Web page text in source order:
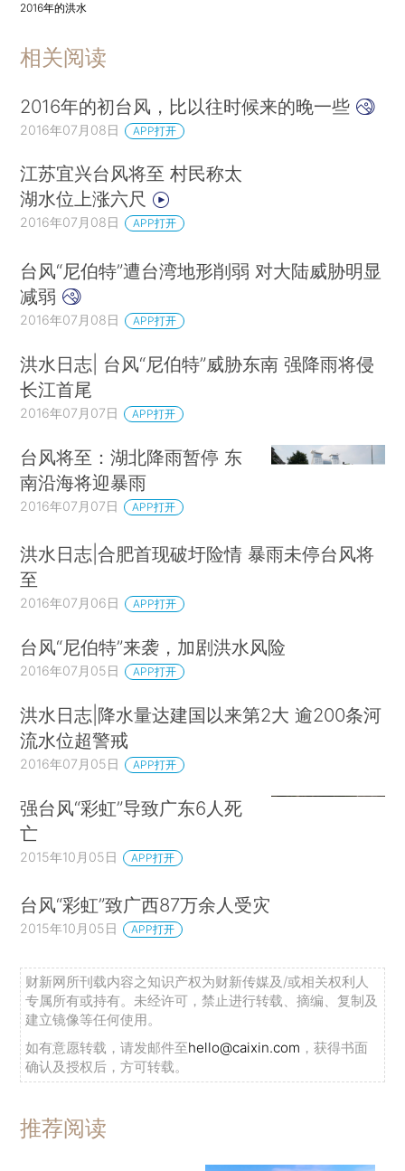
2016年的洪水
相关阅读
2016年的初台风，比以往时候来的晚一些
2016年07月08日 APP打开
江苏宜兴台风将至 村民称太
湖水位上涨六尺
2016年07月08日 APP打开
台风“尼伯特”遭台湾地形削弱 对大陆威胁明显
减弱
2016年07月08日 APP打开
洪水日志| 台风“尼伯特”威胁东南 强降雨将侵
长江首尾
2016年07月07日 APP打开
台风将至：湖北降雨暂停 东
南沿海将迎暴雨
2016年07月07日 APP打开
洪水日志|合肥首现破圩险情 暴雨未停台风将
至
2016年07月06日 APP打开
台风“尼伯特”来袭，加剧洪水风险
2016年07月05日 APP打开
洪水日志|降水量达建国以来第2大 逾200条河
流水位超警戒
2016年07月05日 APP打开
强台风“彩虹”导致广东6人死
亡
2015年10月05日 APP打开
台风“彩虹”致广西87万余人受灾
2015年10月05日 APP打开
财新网所刊载内容之知识产权为财新传媒及/或相关权利人
专属所有或持有。未经许可，禁止进行转载、摘编、复制及
建立镜像等任何使用。
如有意愿转载，请发邮件至hello@caixin.com ，获得书面
确认及授权后，方可转载。
推荐阅读